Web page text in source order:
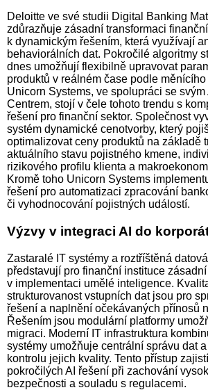
Deloitte ve své studii Digital Banking
zdůrazňuje zásadní transformaci
k dynamickým řešením, která využívají
behaviorálních dat. Pokročilé algoritmy
dnes umožňují flexibilně upravovat
produktů v reálném čase podle
Unicorn Systems, ve spolupráci se svým
Centrem, stojí v čele tohoto trendu s
řešení pro finanční sektor. Společnost
systém dynamické cenotvorby, který
optimalizovat ceny produktů na základě
aktuálního stavu pojistného kmene,
rizikového profilu klienta a
Kromě toho Unicorn Systems
řešení pro automatizaci zpracování
či vyhodnocování pojistných událostí.
Výzvy v integraci AI do
Zastaralé IT systémy a roztříštěná
představují pro finanční instituce
v implementaci umělé inteligence.
strukturovanost vstupních dat jsou pro
řešení a naplnění očekávaných přínosů
Řešením jsou modulární platformy
migraci. Moderní IT infrastruktura
systémy umožňuje centrální správu dat
kontrolu jejich kvality. Tento přístup
pokročilých AI řešení při zachování
bezpečnosti a souladu s regulacemi.